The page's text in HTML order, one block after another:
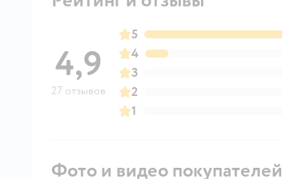
4,9
27 отзывов
5
4
3
2
1
Фото и видео покупателей